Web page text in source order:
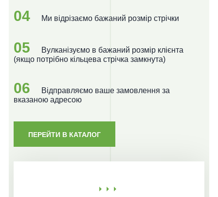
04 Ми відрізаємо бажаний розмір стрічки
05
Вулканізуємо в бажаний розмір клієнта
(якщо потрібно кільцева стрічка замкнута)
06
Відправляємо ваше замовлення за
вказаною адресою
ПЕРЕЙТИ В КАТАЛОГ